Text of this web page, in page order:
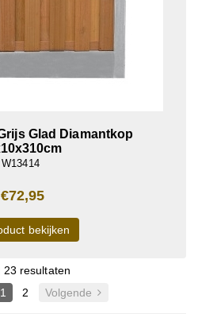
Glad Diamantkop
W13414
€72,95
bekijken
23 resultaten
1 2 Volgende